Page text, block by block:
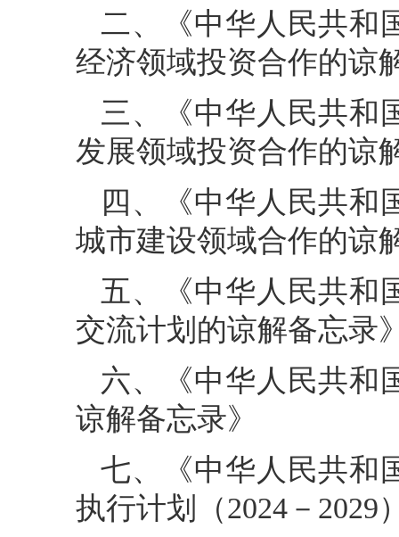
二、《中华人民共和
经济领域投资合作的谅
三、《中华人民共和
发展领域投资合作的谅
四、《中华人民共和
城市建设领域合作的谅
五、《中华人民共和
交流计划的谅解备忘录
六、《中华人民共和
谅解备忘录》
七、《中华人民共和
执行计划（2024－2029